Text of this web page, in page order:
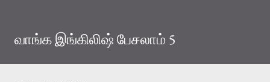
வாங்க இங்கிலிஷ் பேசலாம் 5